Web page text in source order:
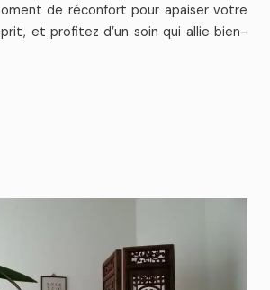
de réconfort pour apaiser votre
et profitez d’un soin qui allie bien-